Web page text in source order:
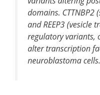
domains. CTTNBP2
and REEP3 (vesicle
regulatory variants,
alter transcription
neuroblastoma cells.